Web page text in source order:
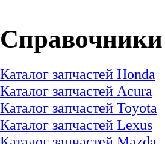
Справочники
Каталог запчастей Honda
Каталог запчастей Acura
Каталог запчастей Toyota
Каталог запчастей Lexus